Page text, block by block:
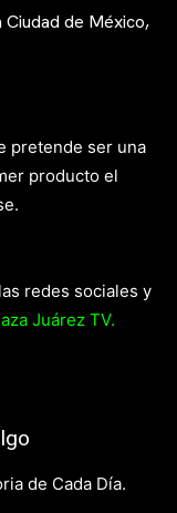
de México,
pretende ser una
producto el
redes sociales y
Juárez TV.
de Cada Día.